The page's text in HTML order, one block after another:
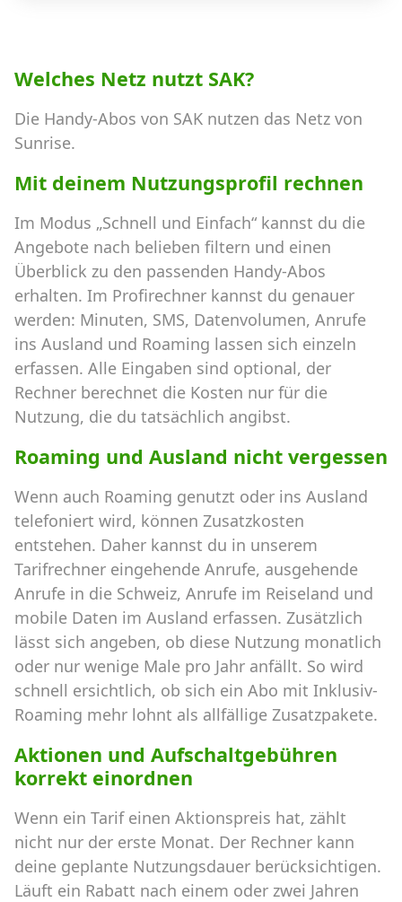
Welches Netz nutzt SAK?
Die Handy-Abos von SAK nutzen das Netz von
Sunrise.
Mit deinem Nutzungsprofil rechnen
Im Modus „Schnell und Einfach“ kannst du die
Angebote nach belieben filtern und einen
Überblick zu den passenden Handy-Abos
erhalten. Im Profirechner kannst du genauer
werden: Minuten, SMS, Datenvolumen, Anrufe
ins Ausland und Roaming lassen sich einzeln
erfassen. Alle Eingaben sind optional, der
Rechner berechnet die Kosten nur für die
Nutzung, die du tatsächlich angibst.
Roaming und Ausland nicht vergessen
Wenn auch Roaming genutzt oder ins Ausland
telefoniert wird, können Zusatzkosten
entstehen. Daher kannst du in unserem
Tarifrechner eingehende Anrufe, ausgehende
Anrufe in die Schweiz, Anrufe im Reiseland und
mobile Daten im Ausland erfassen. Zusätzlich
lässt sich angeben, ob diese Nutzung monatlich
oder nur wenige Male pro Jahr anfällt. So wird
schnell ersichtlich, ob sich ein Abo mit Inklusiv-
Roaming mehr lohnt als allfällige Zusatzpakete.
Aktionen und Aufschaltgebühren
korrekt einordnen
Wenn ein Tarif einen Aktionspreis hat, zählt
nicht nur der erste Monat. Der Rechner kann
deine geplante Nutzungsdauer berücksichtigen.
Läuft ein Rabatt nach einem oder zwei Jahren